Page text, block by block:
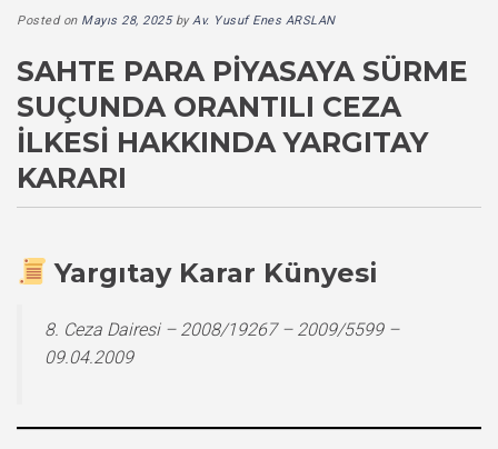
Posted on Mayıs 28, 2025byAv. Yusuf Enes ARSLAN
SAHTE PARA PIYASAYA SÜRME
SUÇUNDA ORANTILI CEZA
İLKESI HAKKINDA YARGITAY
KARARI
Yargıtay Karar Künyesi
8. Ceza Dairesi – 2008/19267 – 2009/5599 –
09.04.2009